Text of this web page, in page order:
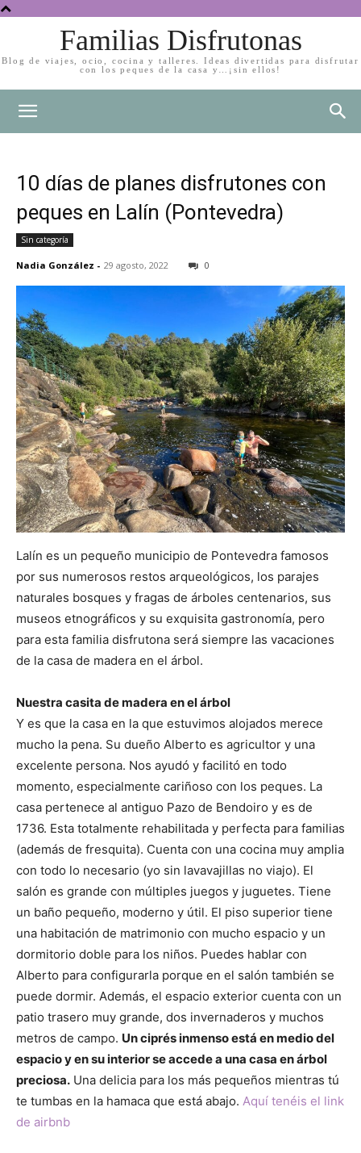
Familias Disfrutonas
Blog de viajes, ocio, cocina y talleres. Ideas divertidas para disfrutar
con los peques de la casa y…¡sin ellos!
10 días de planes disfrutones con
peques en Lalín (Pontevedra)
Sin categoría
Nadia González - 29 agosto, 2022 0
Lalín es un pequeño municipio de Pontevedra famosos
por sus numerosos restos arqueológicos, los parajes
naturales bosques y fragas de árboles centenarios, sus
museos etnográficos y su exquisita gastronomía, pero
para esta familia disfrutona será siempre las vacaciones
de la casa de madera en el árbol.
Nuestra casita de madera en el árbol
Y es que la casa en la que estuvimos alojados merece
mucho la pena. Su dueño Alberto es agricultor y una
excelente persona. Nos ayudó y facilitó en todo
momento, especialmente cariñoso con los peques. La
casa pertenece al antiguo Pazo de Bendoiro y es de
1736. Esta totalmente rehabilitada y perfecta para familias
(además de fresquita). Cuenta con una cocina muy amplia
con todo lo necesario (yo sin lavavajillas no viajo). El
salón es grande con múltiples juegos y juguetes. Tiene
un baño pequeño, moderno y útil. El piso superior tiene
una habitación de matrimonio con mucho espacio y un
dormitorio doble para los niños. Puedes hablar con
Alberto para configurarla porque en el salón también se
puede dormir. Además, el espacio exterior cuenta con un
patio trasero muy grande, dos invernaderos y muchos
metros de campo. Un ciprés inmenso está en medio del
espacio y en su interior se accede a una casa en árbol
preciosa. Una delicia para los más pequeños mientras tú
te tumbas en la hamaca que está abajo. Aquí tenéis el link
de airbnb